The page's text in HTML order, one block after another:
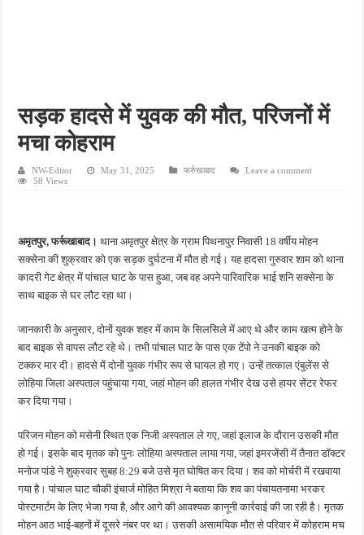
बच्चों की सीखने की क्षमता बढ़ाने पर जोर, शिक्षकों को सिखाई गईं नई शिक्षण तकनीकें
सड़क हादसे में युवक की मौत, परिजनों में
मचा कोहराम
NW-Editor May 31, 2025 फर्रुखाबाद
Leave a comment
58 Views
अमृतपुर, फर्रूखाबाद। थाना अमृतपुर क्षेत्र के ग्राम पिथनापुर निवासी 18 वर्षीय मोहन
सक्सेना की शुक्रवार को एक सड़क दुर्घटना में मौत हो गई। यह हादसा गुरुवार शाम को थाना
कादरी गेट क्षेत्र में पांचाल घाट के पास हुआ, जब वह अपने पारिवारिक भाई शनि सक्सेना के
साथ बाइक से घर लौट रहा था।
जानकारी के अनुसार, दोनों युवक शहर में काम के सिलसिले में आए थे और काम खत्म होने के
बाद बाइक से वापस लौट रहे थे। तभी पांचाल घाट के पास एक टेंपो ने उनकी बाइक को
टक्कर मार दी। हादसे में दोनों युवक गंभीर रूप से घायल हो गए। उन्हें तत्काल एंबुलेंस से
लोहिया जिला अस्पताल पहुंचाया गया, जहां मोहन की हालत गंभीर देख उसे हायर सेंटर रेफर
कर दिया गया।
परिजन मोहन को मसेनी स्थित एक निजी अस्पताल ले गए, जहां इलाज के दौरान उसकी मौत
हो गई। इसके बाद मृतक को पुनः लोहिया अस्पताल लाया गया, जहां इमरजेंसी में तैनात डॉक्टर
मनोज पांडे ने शुक्रवार सुबह 8:29 बजे उसे मृत घोषित कर दिया। शव को मोर्चरी में रखवाया
गया है। पांचाल घाट चौकी इंचार्ज मोहित मिश्रा ने बताया कि शव का पंचायतनामा भरकर
पोस्टमार्टम के लिए भेजा गया है, और आगे की आवश्यक कानूनी कार्रवाई की जा रही है। मृतक
मोहन आठ भाई-बहनों में दूसरे नंबर पर था। उसकी असामयिक मौत से परिवार में कोहराम मच